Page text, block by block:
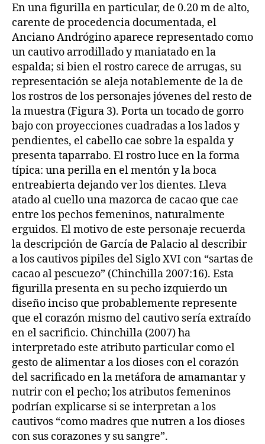
En una figurilla en particular, de 0.20 m de alto,
carente de procedencia documentada, el
Anciano Andrógino aparece representado como
un cautivo arrodillado y maniatado en la
espalda; si bien el rostro carece de arrugas, su
representación se aleja notablemente de la de
los rostros de los personajes jóvenes del resto de
la muestra (Figura 3). Porta un tocado de gorro
bajo con proyecciones cuadradas a los lados y
pendientes, el cabello cae sobre la espalda y
presenta taparrabo. El rostro luce en la forma
típica: una perilla en el mentón y la boca
entreabierta dejando ver los dientes. Lleva
atado al cuello una mazorca de cacao que cae
entre los pechos femeninos, naturalmente
erguidos. El motivo de este personaje recuerda
la descripción de García de Palacio al describir
a los cautivos pipiles del Siglo XVI con “sartas de
cacao al pescuezo” (Chinchilla 2007:16). Esta
figurilla presenta en su pecho izquierdo un
diseño inciso que probablemente represente
que el corazón mismo del cautivo sería extraído
en el sacrificio. Chinchilla (2007) ha
interpretado este atributo particular como el
gesto de alimentar a los dioses con el corazón
del sacrificado en la metáfora de amamantar y
nutrir con el pecho; los atributos femeninos
podrían explicarse si se interpretan a los
cautivos “como madres que nutren a los dioses
con sus corazones y su sangre”.